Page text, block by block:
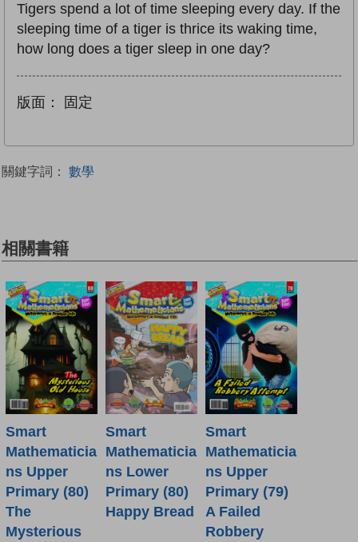
Tigers spend a lot of time sleeping every day. If the
sleeping time of a tiger is thrice its waking time,
how long does a tiger sleep in one day?
版面： 固定
關鍵字詞： 數學
相關書籍
Smart
Mathematicia
ns Upper
Primary (80)
The
Mysterious
Smart
Mathematicia
ns Lower
Primary (80)
Happy Bread
Smart
Mathematicia
ns Upper
Primary (79)
A Failed
Robbery